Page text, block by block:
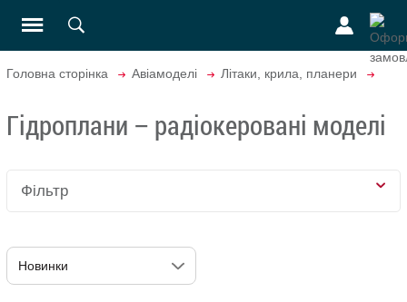
Головна сторінка Авіамоделі Літаки, крила, планери
Гідроплани – радіокеровані моделі
Фільтр